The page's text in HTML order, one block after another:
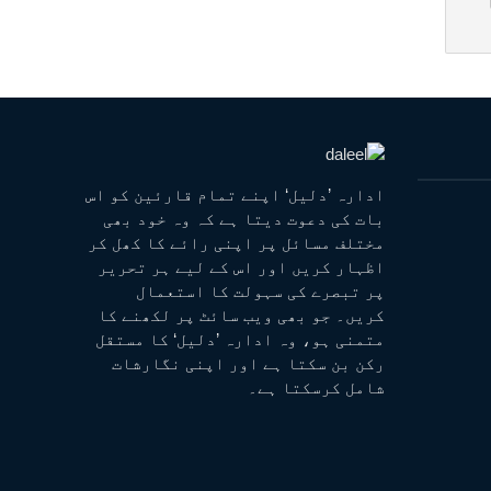
ادارہ ’دلیل‘ اپنے تمام قارئین کو اس
بات کی دعوت دیتا ہے کہ وہ خود بھی
مختلف مسائل پر اپنی رائے کا کھل کر
اظہار کریں اور اس کے لیے ہر تحریر
پر تبصرے کی سہولت کا استعمال
کریں۔ جو بھی ویب سائٹ پر لکھنے کا
متمنی ہو، وہ ادارہ ’دلیل‘ کا مستقل
رکن بن سکتا ہے اور اپنی نگارشات
شامل کرسکتا ہے۔